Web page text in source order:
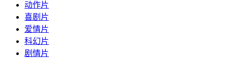
动作片
喜剧片
爱情片
科幻片
剧情片